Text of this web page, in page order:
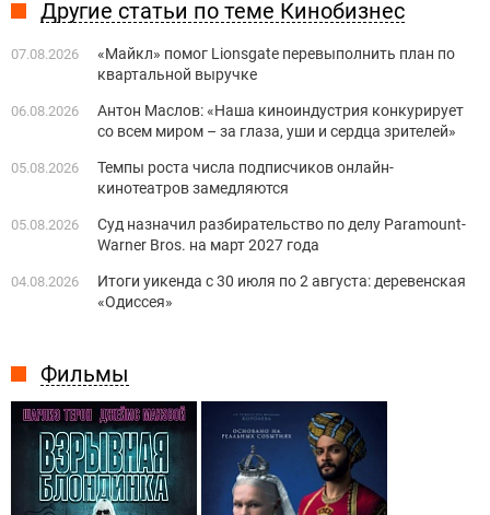
Фильмы
Другие статьи по теме Кинобизнес
07.08.2026
«Майкл» помог Lionsgate перевыполнить план по
квартальной выручке
06.08.2026
Антон Маслов: «Наша киноиндустрия конкурирует
со всем миром – за глаза, уши и сердца зрителей»
05.08.2026
Темпы роста числа подписчиков онлайн-
кинотеатров замедляются
05.08.2026
Суд назначил разбирательство по делу Paramount-
Warner Bros. на март 2027 года
04.08.2026
Итоги уикенда с 30 июля по 2 августа: деревенская
«Одиссея»